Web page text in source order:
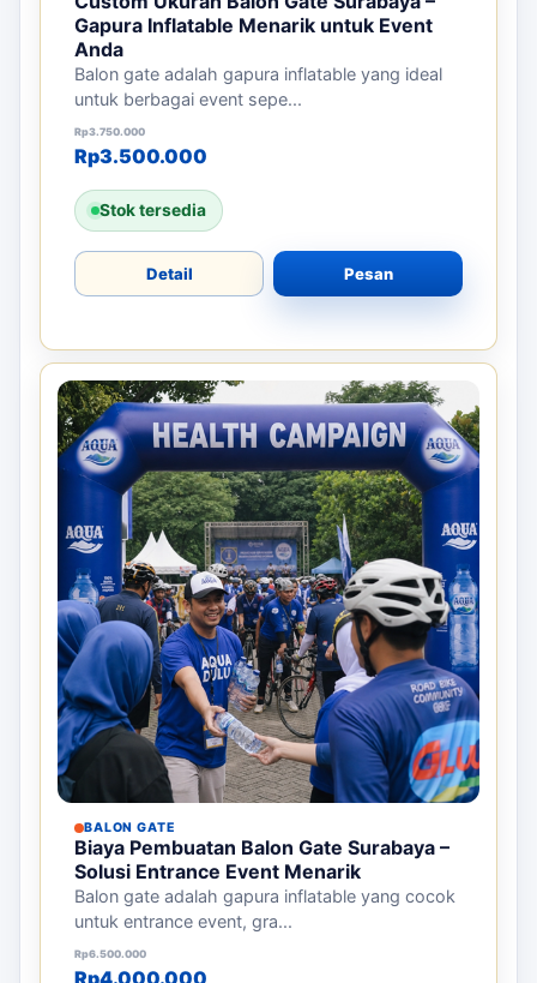
Gapura Inflatable Menarik untuk Event
Anda
Balon gate adalah gapura inflatable yang ideal
untuk berbagai event sepe...
Rp3.750.000
Harga aslinya adalah: Rp3.750.000.
Rp3.500.000
Harga saat ini adalah: Rp3.500.000.
Stok tersedia
Detail Pesan
BALON GATE
Biaya Pembuatan Balon Gate Surabaya –
Solusi Entrance Event Menarik
Balon gate adalah gapura inflatable yang cocok
untuk entrance event, gra...
Rp6.500.000
Harga aslinya adalah: Rp6.500.000.
Harga saat ini adalah: Rp4.000.000.